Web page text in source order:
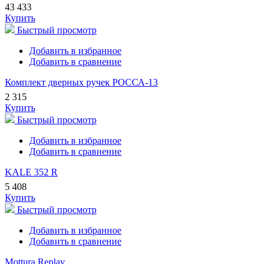
43 433
Купить
Быстрый просмотр
Добавить в избранное
Добавить в сравнение
Комплект дверных ручек РОССА-13
2 315
Купить
Быстрый просмотр
Добавить в избранное
Добавить в сравнение
KALE 352 R
5 408
Купить
Быстрый просмотр
Добавить в избранное
Добавить в сравнение